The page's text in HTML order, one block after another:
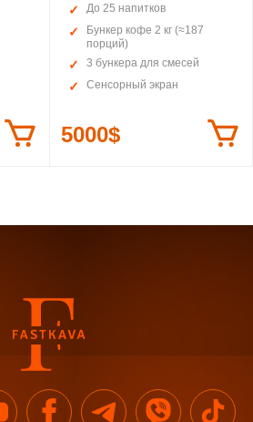
До 25 напитков
Бункер кофе 2 кг (≈187
порций)
3 бункера для смесей
Сенсорный экран
5000$